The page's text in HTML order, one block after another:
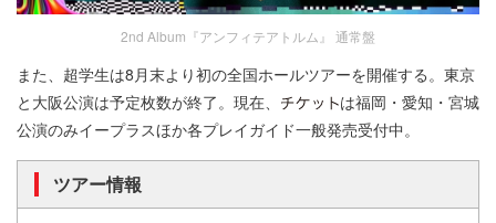
2nd Album『アンフィテアトルム』 通常盤
また、超学生は8月末より初の全国ホールツアーを開催する。東京
と大阪公演は予定枚数が終了。現在、
は福岡・愛知・宮城
公演のみイープラスほか各プレイガイド一般発売受付中。
ツアー情報